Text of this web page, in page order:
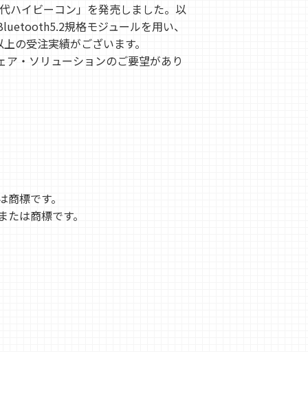
ハイビーコン」を発売しました。以
規格モジュールを用い、
の受注実績がございます。
・ソリューションのご要望があり
標です。
は商標です。